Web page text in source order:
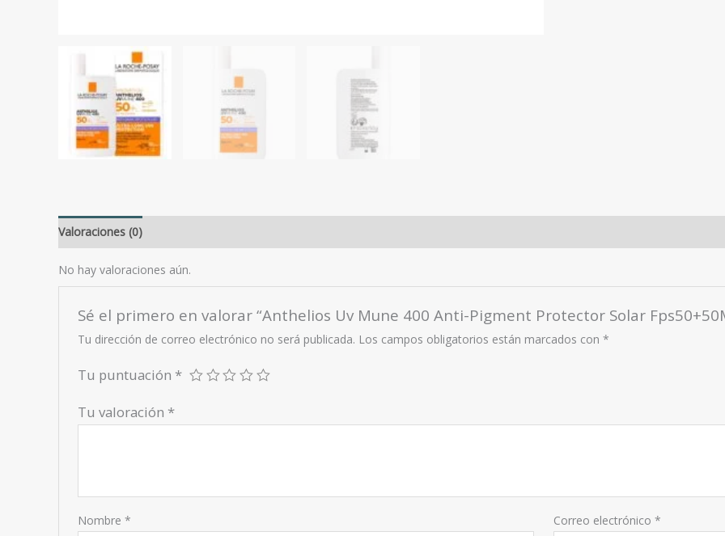
Valoraciones (0)
No hay valoraciones aún.
Sé el primero en valorar “Anthelios Uv Mune 400 Anti-Pigment Protector Solar
Tu dirección de correo electrónico no será publicada. Los campos obligatorios están marcados con*
Tu puntuación *
Tu valoración *
Nombre* Correo electrónico *